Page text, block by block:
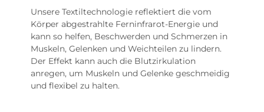
Unsere Textiltechnologie reflektiert die vom
Körper abgestrahlte Ferninfrarot-Energie und
kann so helfen, Beschwerden und Schmerzen in
Muskeln, Gelenken und Weichteilen zu lindern.
Der Effekt kann auch die Blutzirkulation
anregen, um Muskeln und Gelenke geschmeidig
und flexibel zu halten.